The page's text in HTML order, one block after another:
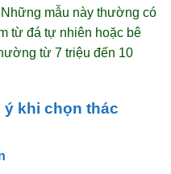
mẫu này thường có
từ đá tự nhiên hoặc bê
từ 7 triệu đến 10
khi chọn thác